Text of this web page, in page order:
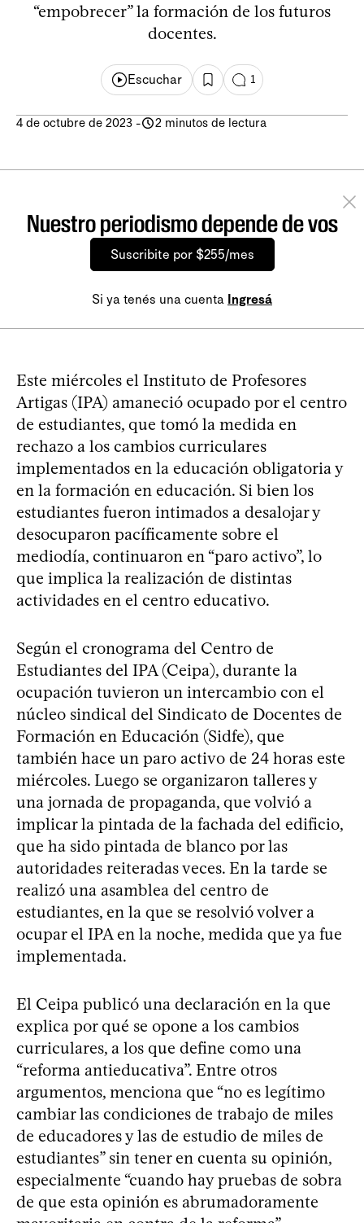
“empobrecer” la formación de los futuros
docentes.
Escuchar 1
4 de octubre de 2023 - 2 minutos de lectura
Nuestro periodismo depende de vos
Suscribite por $255/mes
Si ya tenés una cuenta Ingresá
Este miércoles el Instituto de Profesores
Artigas (IPA) amaneció ocupado por el centro
de estudiantes, que tomó la medida en
rechazo a los cambios curriculares
implementados en la educación obligatoria y
en la formación en educación. Si bien los
estudiantes fueron intimados a desalojar y
desocuparon pacíficamente sobre el
mediodía, continuaron en “paro activo”, lo
que implica la realización de distintas
actividades en el centro educativo.
Según el cronograma del Centro de
Estudiantes del IPA (Ceipa), durante la
ocupación tuvieron un intercambio con el
núcleo sindical del Sindicato de Docentes de
Formación en Educación (Sidfe), que
también hace un paro activo de 24 horas este
miércoles. Luego se organizaron talleres y
una jornada de propaganda, que volvió a
implicar la pintada de la fachada del edificio,
que ha sido pintada de blanco por las
autoridades reiteradas veces. En la tarde se
realizó una asamblea del centro de
estudiantes, en la que se resolvió volver a
ocupar el IPA en la noche, medida que ya fue
implementada.
El Ceipa publicó una declaración en la que
explica por qué se opone a los cambios
curriculares, a los que define como una
“reforma antieducativa”. Entre otros
argumentos, menciona que “no es legítimo
cambiar las condiciones de trabajo de miles
de educadores y las de estudio de miles de
estudiantes” sin tener en cuenta su opinión,
especialmente “cuando hay pruebas de sobra
de que esta opinión es abrumadoramente